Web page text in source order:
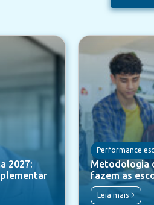
2027:
Performance
Metodologia
fazem as
Leia mais